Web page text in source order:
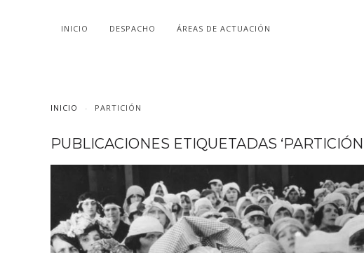
INICIO DESPACHO ÁREAS DE ACTUACIÓN
INICIO PARTICIÓN
PUBLICACIONES ETIQUETADAS